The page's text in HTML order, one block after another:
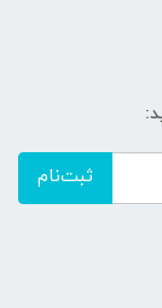
ثبت‌نام